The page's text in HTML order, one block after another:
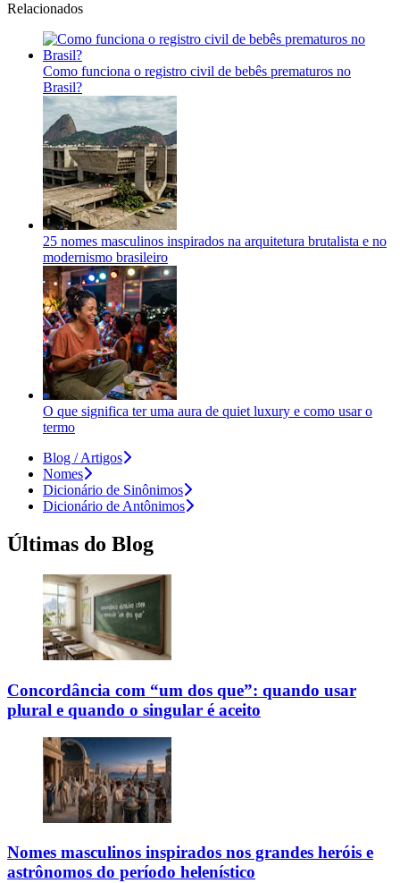
Relacionados
Como funciona o registro civil de bebês prematuros no
Brasil?
25 nomes masculinos inspirados na arquitetura brutalista e no
modernismo brasileiro
O que significa ter uma aura de quiet luxury e como usar o
termo
Blog / Artigos
Nomes
Dicionário de Sinônimos
Dicionário de Antônimos
Últimas do Blog
Concordância com “um dos que”: quando usar
plural e quando o singular é aceito
Nomes masculinos inspirados nos grandes heróis e
astrônomos do período helenístico